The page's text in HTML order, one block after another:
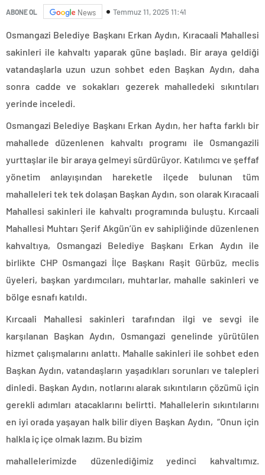
ABONE OL News Temmuz 11, 2025 11:41
Osmangazi Belediye Başkanı Erkan Aydın, Kıracaali Mahallesi
sakinleri ile kahvaltı yaparak güne başladı. Bir araya geldiği
vatandaşlarla uzun uzun sohbet eden Başkan Aydın, daha
sonra cadde ve sokakları gezerek mahalledeki sıkıntıları
yerinde inceledi.
Osmangazi Belediye Başkanı Erkan Aydın, her hafta farklı bir
mahallede düzenlenen kahvaltı programı ile Osmangazili
yurttaşlar ile bir araya gelmeyi sürdürüyor. Katılımcı ve şeffaf
yönetim anlayışından hareketle ilçede bulunan tüm
mahalleleri tek tek dolaşan Başkan Aydın, son olarak Kıracaali
Mahallesi sakinleri ile kahvaltı programında buluştu. Kırcaali
Mahallesi Muhtarı Şerif Akgün’ün ev sahipliğinde düzenlenen
kahvaltıya, Osmangazi Belediye Başkanı Erkan Aydın ile
birlikte CHP Osmangazi İlçe Başkanı Raşit Gürbüz, meclis
üyeleri, başkan yardımcıları, muhtarlar, mahalle sakinleri ve
bölge esnafı katıldı.
Kırcaali Mahallesi sakinleri tarafından ilgi ve sevgi ile
karşılanan Başkan Aydın, Osmangazi genelinde yürütülen
hizmet çalışmalarını anlattı. Mahalle sakinleri ile sohbet eden
Başkan Aydın, vatandaşların yaşadıkları sorunları ve talepleri
dinledi. Başkan Aydın, notlarını alarak sıkıntıların çözümü için
gerekli adımları atacaklarını belirtti. Mahallelerin sıkıntılarını
en iyi orada yaşayan halk bilir diyen Başkan Aydın, “Onun için
halkla iç içe olmak lazım. Bu bizim
mahallelerimizde düzenlediğimiz yedinci kahvaltımız.